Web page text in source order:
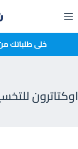
إلى
المحتوى خلى طلباتك
اوكتاترون